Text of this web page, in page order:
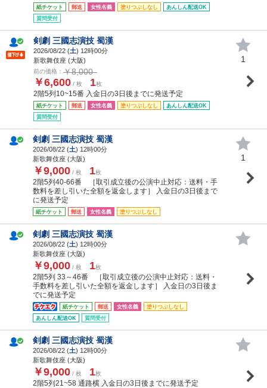
紙チケット 郵送 女性名義 塗りつぶしなし
あんしん配送OK
質問受付
剣劇 三國志演技 蜀漢
2026/08/22 (土) 12時00分
新歌舞伎座 (大阪)
前の価格： ￥8,000
￥6,600 / 枚 1枚
2階5列10~15番 入金日の3日後までに発送予定
紙チケット 郵送 女性名義 塗りつぶしなし
あんしん配送OK
質問受付
1
剣劇 三國志演技 蜀漢
2026/08/22 (土) 12時00分
新歌舞伎座 (大阪)
￥9,000 / 枚 1枚
2階5列40-66番 ［取引成立後の公演中止対応：送料・手
数料を差し引いた全額を返金します］ 入金日の3日後まで
に発送予定
紙チケット 郵送 女性名義 塗りつぶしなし
1
剣劇 三國志演技 蜀漢
2026/08/22 (土) 12時00分
新歌舞伎座 (大阪)
￥9,000 / 枚 1枚
2階5列 33～46番 ［取引成立後の公演中止対応：送料・
手数料を差し引いた全額を返金します］ 入金日の3日後ま
でに発送予定
紙チケット 郵送 女性名義
塗りつぶしなし
あんしん配送OK
質問受付
剣劇 三國志演技 蜀漢
2026/08/22 (土) 12時00分
新歌舞伎座 (大阪)
￥9,000 / 枚 1枚
2階5列21~58 通路横 入金日の3日後までに発送予定